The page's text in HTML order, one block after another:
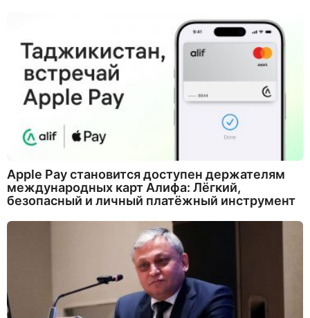
Apple Pay становится доступен держателям
международных карт Алифа: Лёгкий,
безопасный и личный платёжный инструмент